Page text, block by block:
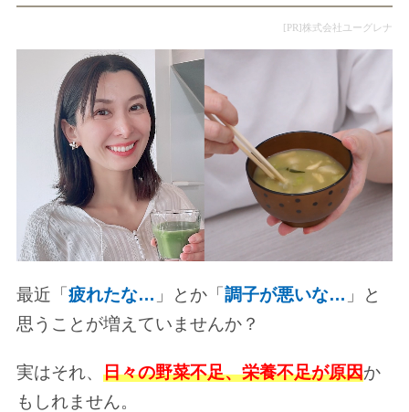
[PR]株式会社ユーグレナ
最近「 疲れたな… 」とか「 調子が悪いな… 」と
思うことが増えていませんか？
実はそれ、 日々の野菜不足、栄養不足が原因か
もしれません。